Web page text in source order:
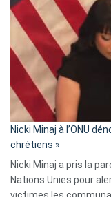
Nicki Minaj à l’ONU
chrétiens »
Nicki Minaj a pris la
Nations Unies pour